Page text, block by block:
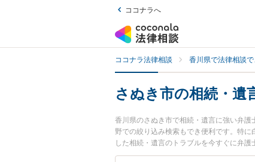
ココナラへ
ココナラ法律相談 香川県で法律相談
さぬき市の相続・遺
香川県のさぬき市で相続・遺言に強い弁
野での絞り込み検索もでき便利です。特
した相続・遺言のトラブルを今すぐに弁
さぬき市内の弁護士に相談予約したい』